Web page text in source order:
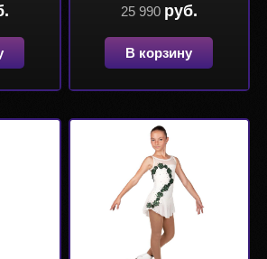
25 990 руб.
В корзину